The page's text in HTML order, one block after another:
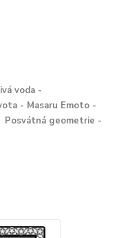
voda -
- Masaru Emoto -
Posvátná geometrie -